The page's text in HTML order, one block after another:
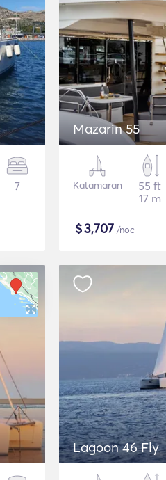
7
Mazarin 55
Katamaran
55 ft
17 m
$3,707 /noc
Lagoon 46 Fly